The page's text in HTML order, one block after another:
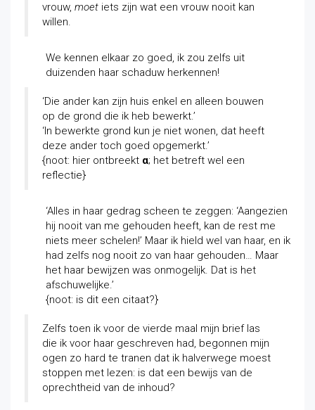
vrouw, moet iets zijn wat een vrouw nooit kan
willen.
We kennen elkaar zo goed, ik zou zelfs uit
duizenden haar schaduw herkennen!
‘Die ander kan zijn huis enkel en alleen bouwen
op de grond die ik heb bewerkt.’
‘In bewerkte grond kun je niet wonen, dat heeft
deze ander toch goed opgemerkt.’
{noot: hier ontbreekt α; het betreft wel een
reflectie}
‘Alles in haar gedrag scheen te zeggen: ‘Aangezien
hij nooit van me gehouden heeft, kan de rest me
niets meer schelen!’ Maar ik hield wel van haar, en ik
had zelfs nog nooit zo van haar gehouden… Maar
het haar bewijzen was onmogelijk. Dat is het
afschuwelijke.’
{noot: is dit een citaat?}
Zelfs toen ik voor de vierde maal mijn brief las
die ik voor haar geschreven had, begonnen mijn
ogen zo hard te tranen dat ik halverwege moest
stoppen met lezen: is dat een bewijs van de
oprechtheid van de inhoud?